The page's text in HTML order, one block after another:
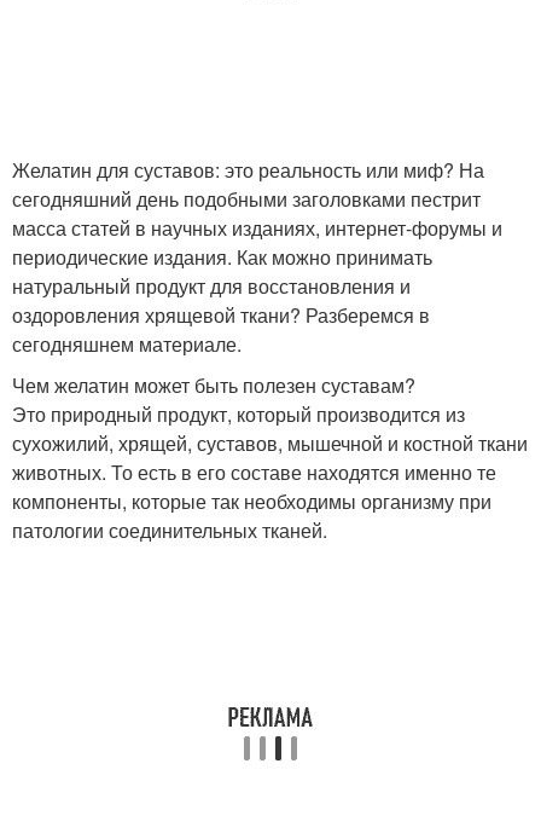
Желатин для суставов: это реальность или миф? На
сегодняшний день подобными заголовками пестрит
масса статей в научных изданиях, интернет-форумы и
периодические издания. Как можно принимать
натуральный продукт для восстановления и
оздоровления хрящевой ткани? Разберемся в
сегодняшнем материале.
Чем желатин может быть полезен суставам?
Это природный продукт, который производится из
сухожилий, хрящей, суставов, мышечной и костной ткани
животных. То есть в его составе находятся именно те
компоненты, которые так необходимы организму при
патологии соединительных тканей.